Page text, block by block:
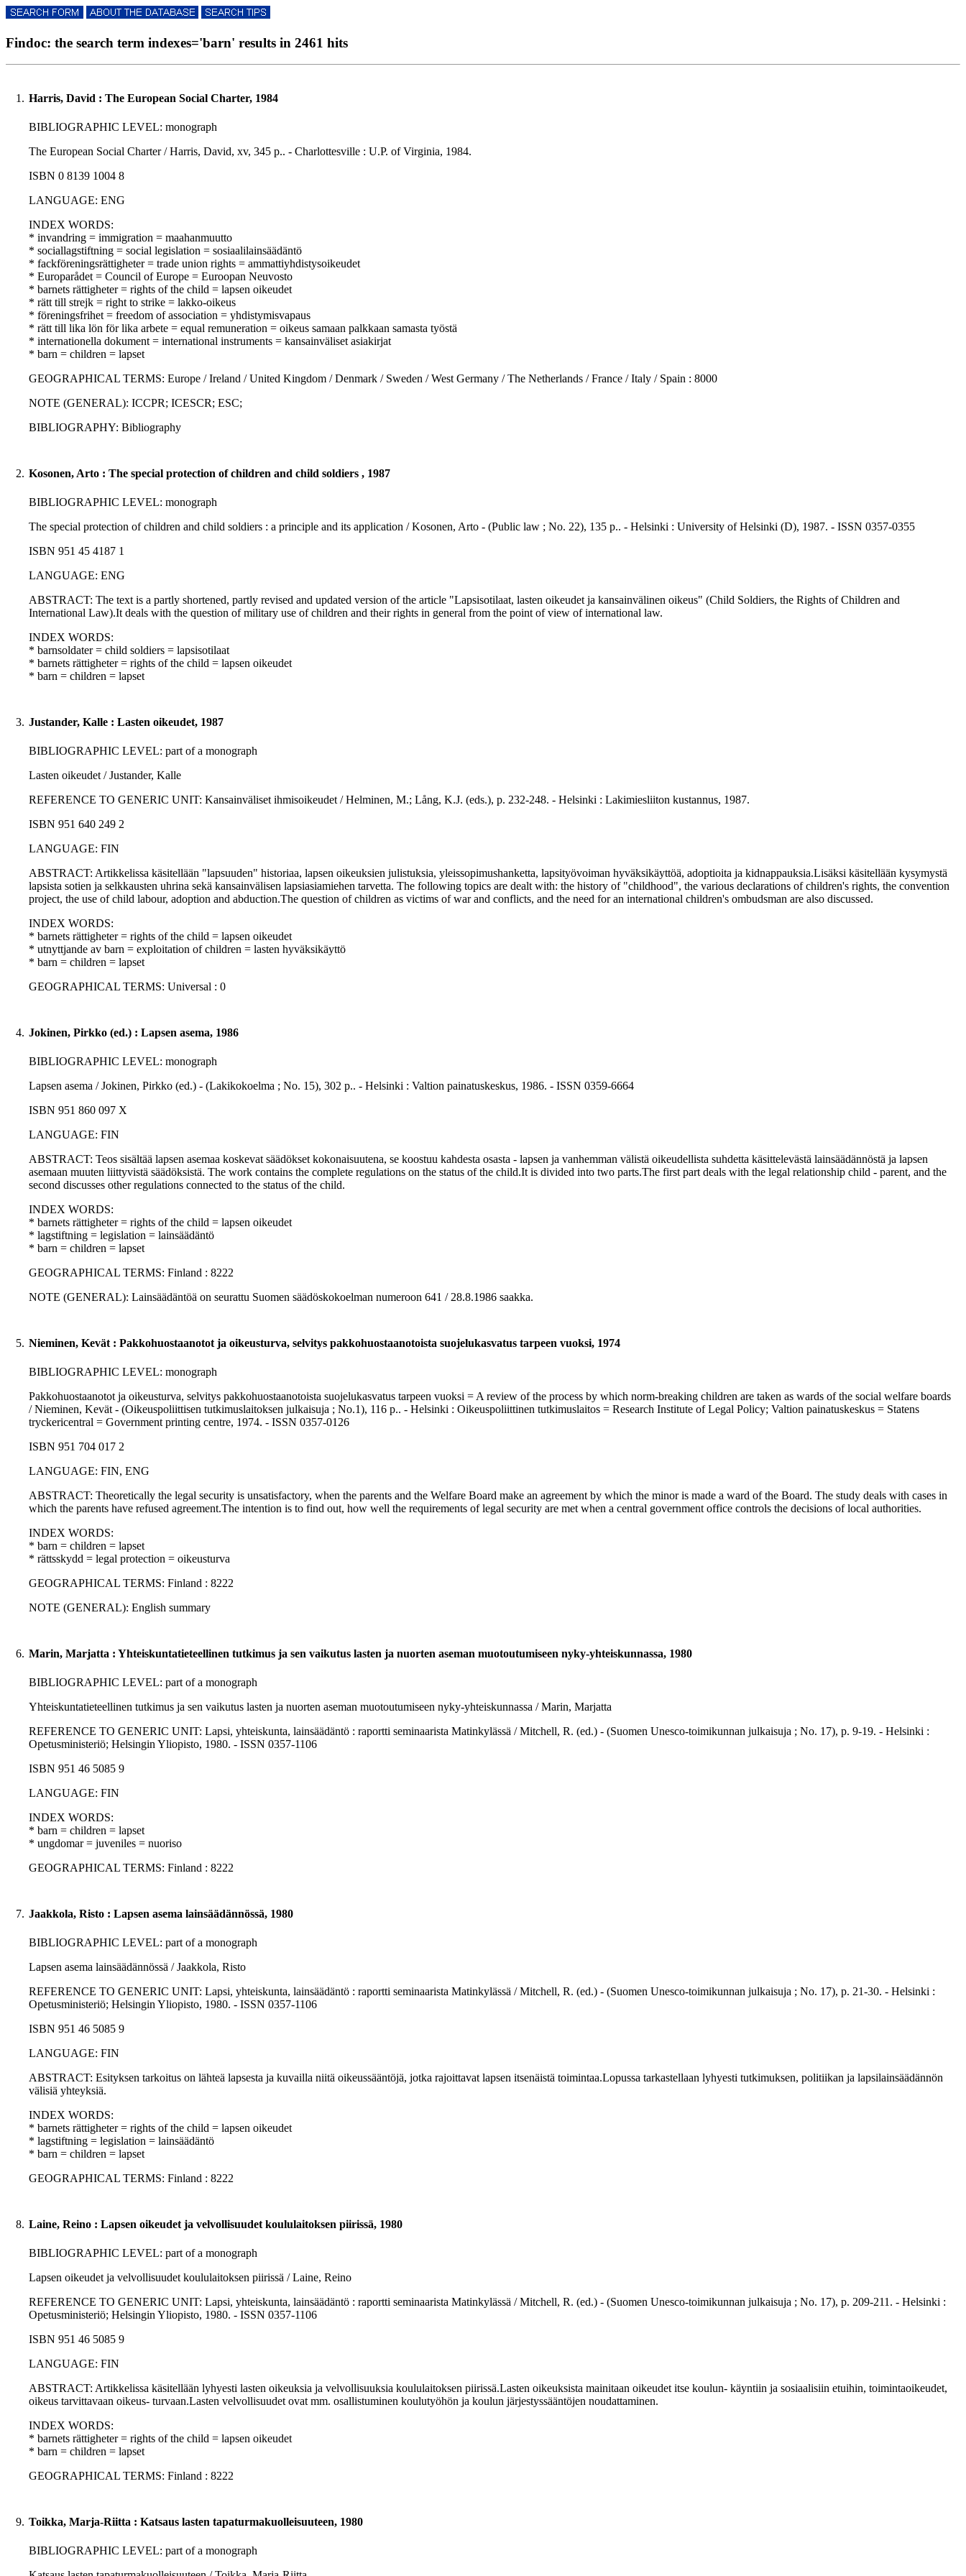
Findoc: the search term indexes='barn' results in 2461 hits
1. Harris, David : The European Social Charter, 1984
BIBLIOGRAPHIC LEVEL: monograph
The European Social Charter / Harris, David, xv, 345 p.. - Charlottesville : U.P. of Virginia, 1984.
ISBN 0 8139 1004 8
LANGUAGE: ENG
INDEX WORDS:
* invandring = immigration = maahanmuutto
* sociallagstiftning = social legislation = sosiaalilainsäädäntö
* fackföreningsrättigheter = trade union rights = ammattiyhdistysoikeudet
* Europarådet = Council of Europe = Euroopan Neuvosto
* barnets rättigheter = rights of the child = lapsen oikeudet
* rätt till strejk = right to strike = lakko-oikeus
* föreningsfrihet = freedom of association = yhdistymisvapaus
* rätt till lika lön för lika arbete = equal remuneration = oikeus samaan palkkaan samasta työstä
* internationella dokument = international instruments = kansainväliset asiakirjat
* barn = children = lapset
GEOGRAPHICAL TERMS: Europe / Ireland / United Kingdom / Denmark / Sweden / West Germany / The Netherlands / France / Italy / Spain : 8000
NOTE (GENERAL): ICCPR; ICESCR; ESC;
BIBLIOGRAPHY: Bibliography
2. Kosonen, Arto : The special protection of children and child soldiers , 1987
BIBLIOGRAPHIC LEVEL: monograph
The special protection of children and child soldiers : a principle and its application / Kosonen, Arto - (Public law ; No. 22), 135 p.. - Helsinki : University of Helsinki (D), 1987. - ISSN 0357-0355
ISBN 951 45 4187 1
LANGUAGE: ENG
ABSTRACT: The text is a partly shortened, partly revised and updated version of the article "Lapsisotilaat, lasten oikeudet ja kansainvälinen oikeus" (Child Soldiers, the Rights of Children and
International Law).It deals with the question of military use of children and their rights in general from the point of view of international law.
INDEX WORDS:
* barnsoldater = child soldiers = lapsisotilaat
* barnets rättigheter = rights of the child = lapsen oikeudet
* barn = children = lapset
3. Justander, Kalle : Lasten oikeudet, 1987
BIBLIOGRAPHIC LEVEL: part of a monograph
Lasten oikeudet / Justander, Kalle
REFERENCE TO GENERIC UNIT: Kansainväliset ihmisoikeudet / Helminen, M.; Lång, K.J. (eds.), p. 232-248. - Helsinki : Lakimiesliiton kustannus, 1987.
ISBN 951 640 249 2
LANGUAGE: FIN
ABSTRACT: Artikkelissa käsitellään "lapsuuden" historiaa, lapsen oikeuksien julistuksia, yleissopimushanketta, lapsityövoiman hyväksikäyttöä, adoptioita ja kidnappauksia.Lisäksi käsitellään kysymystä
lapsista sotien ja selkkausten uhrina sekä kansainvälisen lapsiasiamiehen tarvetta. The following topics are dealt with: the history of "childhood", the various declarations of children's rights, the convention
project, the use of child labour, adoption and abduction.The question of children as victims of war and conflicts, and the need for an international children's ombudsman are also discussed.
INDEX WORDS:
* barnets rättigheter = rights of the child = lapsen oikeudet
* utnyttjande av barn = exploitation of children = lasten hyväksikäyttö
* barn = children = lapset
GEOGRAPHICAL TERMS: Universal : 0
4. Jokinen, Pirkko (ed.) : Lapsen asema, 1986
BIBLIOGRAPHIC LEVEL: monograph
Lapsen asema / Jokinen, Pirkko (ed.) - (Lakikokoelma ; No. 15), 302 p.. - Helsinki : Valtion painatuskeskus, 1986. - ISSN 0359-6664
ISBN 951 860 097 X
LANGUAGE: FIN
ABSTRACT: Teos sisältää lapsen asemaa koskevat säädökset kokonaisuutena, se koostuu kahdesta osasta - lapsen ja vanhemman välistä oikeudellista suhdetta käsittelevästä lainsäädännöstä ja lapsen
asemaan muuten liittyvistä säädöksistä. The work contains the complete regulations on the status of the child.It is divided into two parts.The first part deals with the legal relationship child - parent, and the
second discusses other regulations connected to the status of the child.
INDEX WORDS:
* barnets rättigheter = rights of the child = lapsen oikeudet
* lagstiftning = legislation = lainsäädäntö
* barn = children = lapset
GEOGRAPHICAL TERMS: Finland : 8222
NOTE (GENERAL): Lainsäädäntöä on seurattu Suomen säädöskokoelman numeroon 641 / 28.8.1986 saakka.
5. Nieminen, Kevät : Pakkohuostaanotot ja oikeusturva, selvitys pakkohuostaanotoista suojelukasvatus tarpeen vuoksi, 1974
BIBLIOGRAPHIC LEVEL: monograph
Pakkohuostaanotot ja oikeusturva, selvitys pakkohuostaanotoista suojelukasvatus tarpeen vuoksi = A review of the process by which norm-breaking children are taken as wards of the social welfare boards
/ Nieminen, Kevät - (Oikeuspoliittisen tutkimuslaitoksen julkaisuja ; No.1), 116 p.. - Helsinki : Oikeuspoliittinen tutkimuslaitos = Research Institute of Legal Policy; Valtion painatuskeskus = Statens
tryckericentral = Government printing centre, 1974. - ISSN 0357-0126
ISBN 951 704 017 2
LANGUAGE: FIN, ENG
ABSTRACT: Theoretically the legal security is unsatisfactory, when the parents and the Welfare Board make an agreement by which the minor is made a ward of the Board. The study deals with cases in
which the parents have refused agreement.The intention is to find out, how well the requirements of legal security are met when a central government office controls the decisions of local authorities.
INDEX WORDS:
* barn = children = lapset
* rättsskydd = legal protection = oikeusturva
GEOGRAPHICAL TERMS: Finland : 8222
NOTE (GENERAL): English summary
6. Marin, Marjatta : Yhteiskuntatieteellinen tutkimus ja sen vaikutus lasten ja nuorten aseman muotoutumiseen nyky-yhteiskunnassa, 1980
BIBLIOGRAPHIC LEVEL: part of a monograph
Yhteiskuntatieteellinen tutkimus ja sen vaikutus lasten ja nuorten aseman muotoutumiseen nyky-yhteiskunnassa / Marin, Marjatta
REFERENCE TO GENERIC UNIT: Lapsi, yhteiskunta, lainsäädäntö : raportti seminaarista Matinkylässä / Mitchell, R. (ed.) - (Suomen Unesco-toimikunnan julkaisuja ; No. 17), p. 9-19. - Helsinki :
Opetusministeriö; Helsingin Yliopisto, 1980. - ISSN 0357-1106
ISBN 951 46 5085 9
LANGUAGE: FIN
INDEX WORDS:
* barn = children = lapset
* ungdomar = juveniles = nuoriso
GEOGRAPHICAL TERMS: Finland : 8222
7. Jaakkola, Risto : Lapsen asema lainsäädännössä, 1980
BIBLIOGRAPHIC LEVEL: part of a monograph
Lapsen asema lainsäädännössä / Jaakkola, Risto
REFERENCE TO GENERIC UNIT: Lapsi, yhteiskunta, lainsäädäntö : raportti seminaarista Matinkylässä / Mitchell, R. (ed.) - (Suomen Unesco-toimikunnan julkaisuja ; No. 17), p. 21-30. - Helsinki :
Opetusministeriö; Helsingin Yliopisto, 1980. - ISSN 0357-1106
ISBN 951 46 5085 9
LANGUAGE: FIN
ABSTRACT: Esityksen tarkoitus on lähteä lapsesta ja kuvailla niitä oikeussääntöjä, jotka rajoittavat lapsen itsenäistä toimintaa.Lopussa tarkastellaan lyhyesti tutkimuksen, politiikan ja lapsilainsäädännön
välisiä yhteyksiä.
INDEX WORDS:
* barnets rättigheter = rights of the child = lapsen oikeudet
* lagstiftning = legislation = lainsäädäntö
* barn = children = lapset
GEOGRAPHICAL TERMS: Finland : 8222
8. Laine, Reino : Lapsen oikeudet ja velvollisuudet koululaitoksen piirissä, 1980
BIBLIOGRAPHIC LEVEL: part of a monograph
Lapsen oikeudet ja velvollisuudet koululaitoksen piirissä / Laine, Reino
REFERENCE TO GENERIC UNIT: Lapsi, yhteiskunta, lainsäädäntö : raportti seminaarista Matinkylässä / Mitchell, R. (ed.) - (Suomen Unesco-toimikunnan julkaisuja ; No. 17), p. 209-211. - Helsinki :
Opetusministeriö; Helsingin Yliopisto, 1980. - ISSN 0357-1106
ISBN 951 46 5085 9
LANGUAGE: FIN
ABSTRACT: Artikkelissa käsitellään lyhyesti lasten oikeuksia ja velvollisuuksia koululaitoksen piirissä.Lasten oikeuksista mainitaan oikeudet itse koulun- käyntiin ja sosiaalisiin etuihin, toimintaoikeudet,
oikeus tarvittavaan oikeus- turvaan.Lasten velvollisuudet ovat mm. osallistuminen koulutyöhön ja koulun järjestyssääntöjen noudattaminen.
INDEX WORDS:
* barnets rättigheter = rights of the child = lapsen oikeudet
* barn = children = lapset
GEOGRAPHICAL TERMS: Finland : 8222
9. Toikka, Marja-Riitta : Katsaus lasten tapaturmakuolleisuuteen, 1980
BIBLIOGRAPHIC LEVEL: part of a monograph